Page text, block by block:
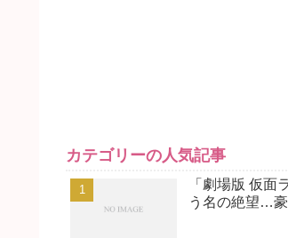
カテゴリーの人気記事
「劇場版 仮面
う名の絶望…